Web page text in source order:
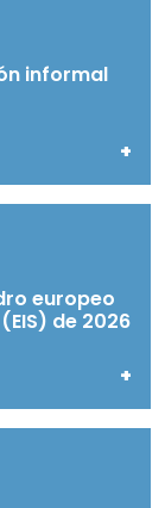
informal
+
europeo
de 2026
+